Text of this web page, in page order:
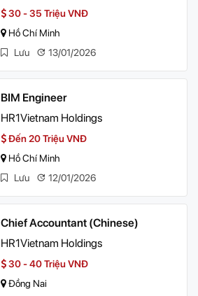
30 - 35 Triệu VNĐ
Hồ Chí Minh
Lưu
13/01/2026
BIM Engineer
HR1Vietnam Holdings
Đến 20 Triệu VNĐ
Hồ Chí Minh
Lưu
12/01/2026
Chief Accountant (Chinese)
HR1Vietnam Holdings
30 - 40 Triệu VNĐ
Đồng Nai